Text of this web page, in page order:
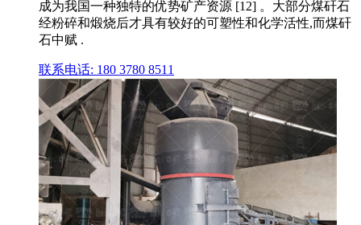
成为我国一种独特的优势矿产资源 [12] 。大部分煤矸石
经粉碎和煅烧后才具有较好的可塑性和化学活性,而煤矸
石中赋 .
联系电话: 180 3780 8511